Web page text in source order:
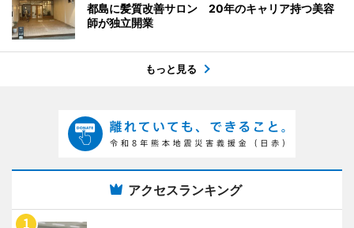
都島に髪質改善サロン 20年のキャリア持つ美容
師が独立開業
もっと見る
アクセスランキング